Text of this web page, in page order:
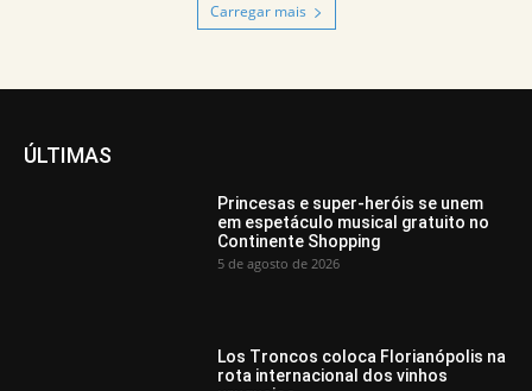
Carregar mais
ÚLTIMAS
Princesas e super-heróis se unem
em espetáculo musical gratuito no
Continente Shopping
5 de agosto de 2026
Los Troncos coloca Florianópolis na
rota internacional dos vinhos